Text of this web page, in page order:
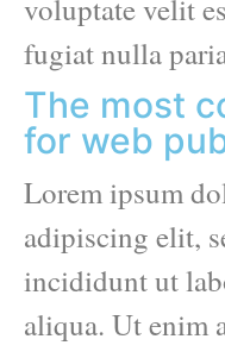
voluptate velit
fugiat nulla
The most
for web
Lorem ipsum
adipiscing elit,
incididunt ut
aliqua. Ut enim